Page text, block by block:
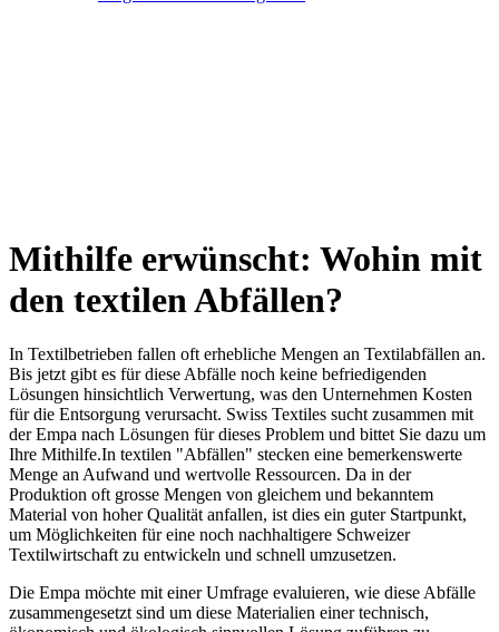
Mithilfe erwünscht: Wohin mit
den textilen Abfällen?
In Textilbetrieben fallen oft erhebliche Mengen an Textilabfällen an.
Bis jetzt gibt es für diese Abfälle noch keine befriedigenden
Lösungen hinsichtlich Verwertung, was den Unternehmen Kosten
für die Entsorgung verursacht. Swiss Textiles sucht zusammen mit
der Empa nach Lösungen für dieses Problem und bittet Sie dazu um
Ihre Mithilfe.In textilen "Abfällen" stecken eine bemerkenswerte
Menge an Aufwand und wertvolle Ressourcen. Da in der
Produktion oft grosse Mengen von gleichem und bekanntem
Material von hoher Qualität anfallen, ist dies ein guter Startpunkt,
um Möglichkeiten für eine noch nachhaltigere Schweizer
Textilwirtschaft zu entwickeln und schnell umzusetzen.
Die Empa möchte mit einer Umfrage evaluieren, wie diese Abfälle
zusammengesetzt sind um diese Materialien einer technisch,